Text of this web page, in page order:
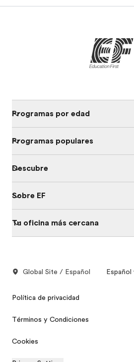
Programas por edad
Programas populares
Descubre
Sobre EF
Tu oficina más cercana
Global Site / Español Español
Política de privacidad
Términos y Condiciones
Cookies